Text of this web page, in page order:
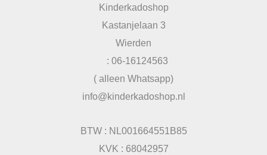
Kinderkadoshop
Kastanjelaan 3
Wierden
: 06-16124563
( alleen Whatsapp)
info@kinderkadoshop.nl
BTW : NL001664551B85
KVK : 68042957